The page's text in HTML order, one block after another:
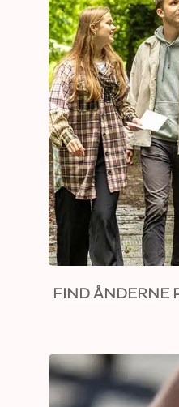
FIND ÅNDERNE